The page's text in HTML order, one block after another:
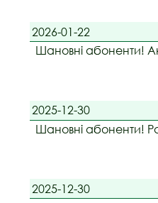
2026-01-22
Шановні абоненти!
2025-12-30
Шановні абоненти!
2025-12-30